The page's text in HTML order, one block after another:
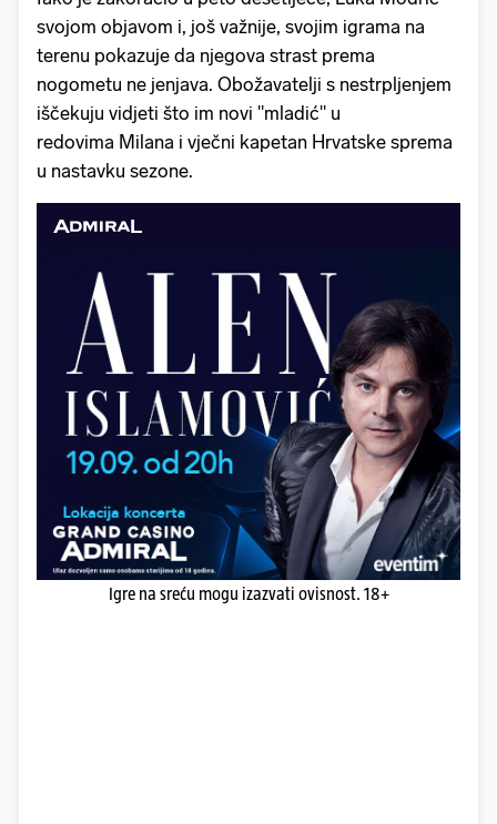
svojom objavom i, još važnije, svojim igrama na
terenu pokazuje da njegova strast prema
nogometu ne jenjava. Obožavatelji s nestrpljenjem
iščekuju vidjeti što im novi "mladić" u
redovima Milana i vječni kapetan Hrvatske sprema
u nastavku sezone.
Igre na sreću mogu izazvati ovisnost. 18+